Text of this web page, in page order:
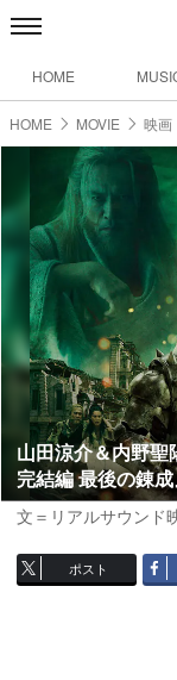
HOME
HOME MOVIE 映画
山田涼介＆内野
完結編 最後の錬
文＝リアルサウンド
ポスト